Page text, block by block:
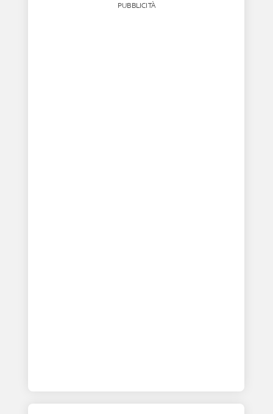
PUBBLICITÀ